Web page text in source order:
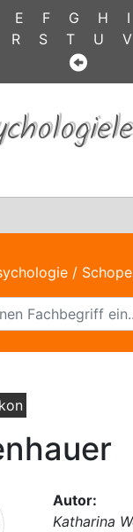
E F G H I
R S T U V
/
Autor:
Katharina